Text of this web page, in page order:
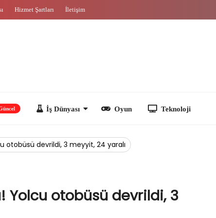
Hizmet Şartları İletişim
otobüsü devrildi, 3 meyyit, 24 yaralı
Yolcu otobüsü devrildi, 3